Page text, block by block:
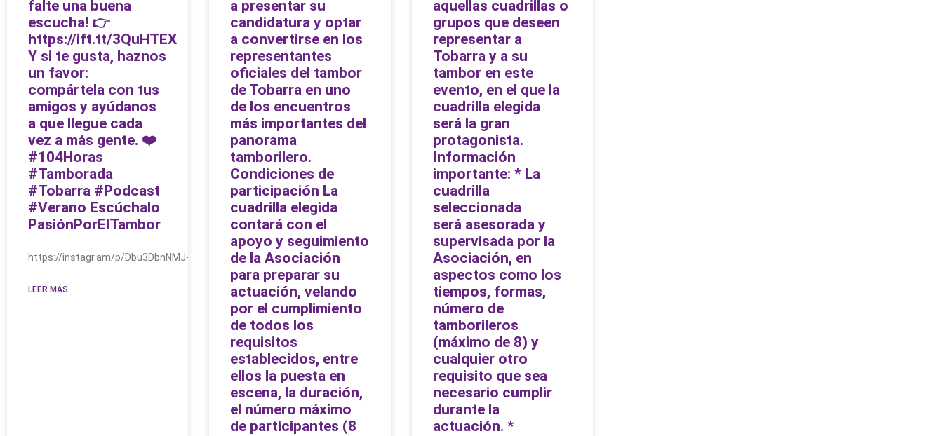
falte una buena
escucha! 👉
https://ift.tt/3QuHTEX
Y si te gusta, haznos
un favor:
compártela con tus
amigos y ayúdanos
a que llegue cada
vez a más gente. ❤️
#104Horas
#Tamborada
#Tobarra #Podcast
#Verano Escúchalo
PasiónPorElTambor
https://instagr.am/p/Dbu3DbnNMJ-/
LEER MÁS
a presentar su
candidatura y optar
a convertirse en los
representantes
oficiales del tambor
de Tobarra en uno
de los encuentros
más importantes del
panorama
tamborilero.
Condiciones de
participación La
cuadrilla elegida
contará con el
apoyo y seguimiento
de la Asociación
para preparar su
actuación, velando
por el cumplimiento
de todos los
requisitos
establecidos, entre
ellos la puesta en
escena, la duración,
el número máximo
de participantes (8
aquellas cuadrillas o
grupos que deseen
representar a
Tobarra y a su
tambor en este
evento, en el que la
cuadrilla elegida
será la gran
protagonista.
Información
importante: * La
cuadrilla
seleccionada
será asesorada y
supervisada por la
Asociación, en
aspectos como los
tiempos, formas,
número de
tamborileros
(máximo de 8) y
cualquier otro
requisito que sea
necesario cumplir
durante la
actuación. *